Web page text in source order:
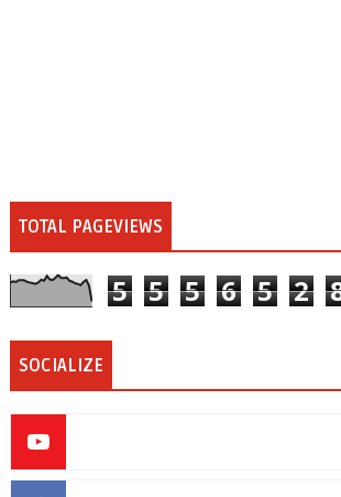
TOTAL PAGEVIEWS
5 5 5 6 5 2
SOCIALIZE